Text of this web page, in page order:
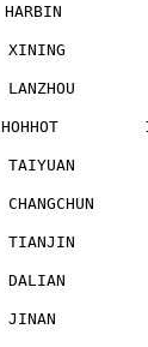
HOHHOT
24